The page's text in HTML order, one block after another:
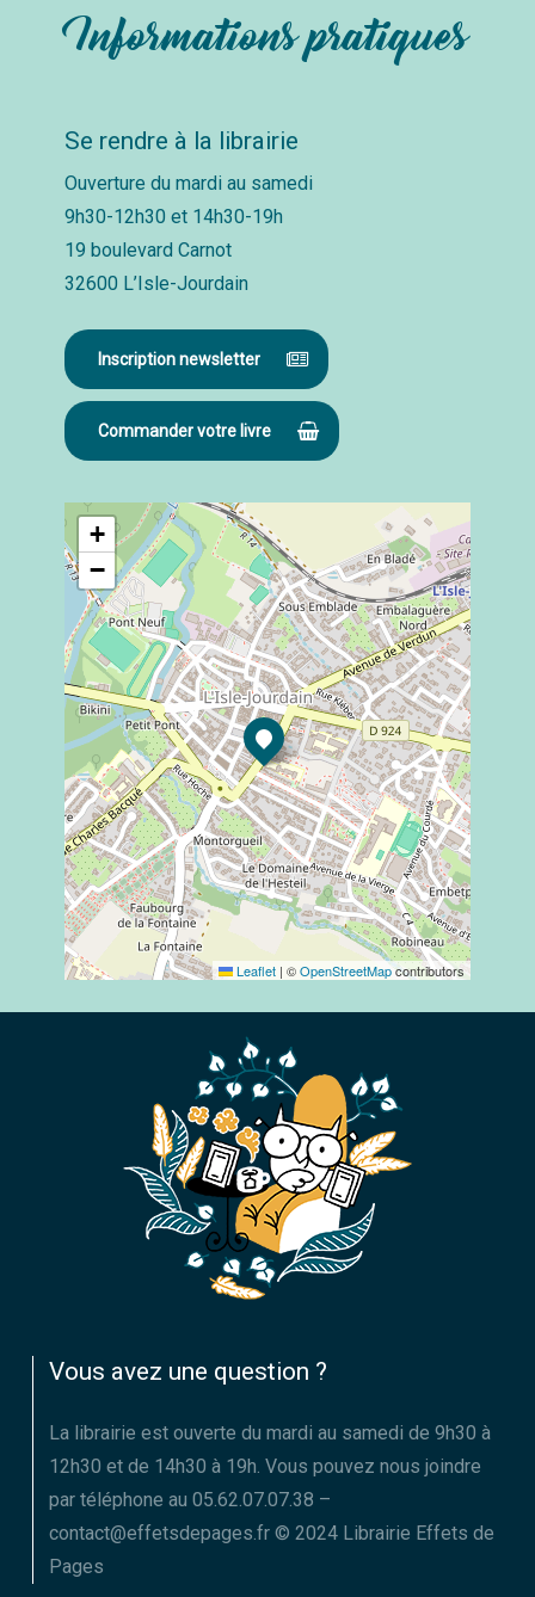
Informations pratiques
Se rendre à la librairie
Ouverture du mardi au samedi
9h30-12h30 et 14h30-19h
19 boulevard Carnot
32600 L’Isle-Jourdain
Inscription newsletter
Commander votre livre
+
−
Leaflet | ©OpenStreetMapcontributors
Vous avez une question ?
La librairie est ouverte du mardi au samedi de 9h30 à
12h30 et de 14h30 à 19h. Vous pouvez nous joindre
par téléphone au 05.62.07.07.38 –
contact@effetsdepages.fr © 2024 Librairie Effets de
Pages